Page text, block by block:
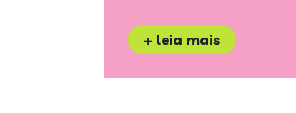
+ leia mais